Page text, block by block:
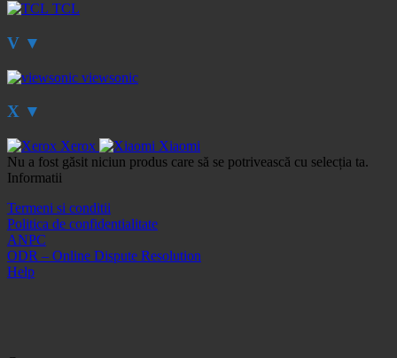
TCL
V ▼
viewsonic
X ▼
Xerox
Xiaomi
Nu a fost găsit niciun produs care să se potrivească cu selecția ta.
Informatii
Termeni si conditii
Politica de confidentialitate
ANPC
ODR – Online Dispute Resolution
Help